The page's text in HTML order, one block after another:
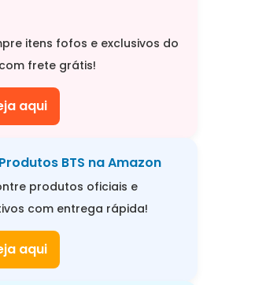
itens fofos e exclusivos do
com frete grátis!
aqui
Produtos BTS na Amazon
produtos oficiais e
com entrega rápida!
aqui